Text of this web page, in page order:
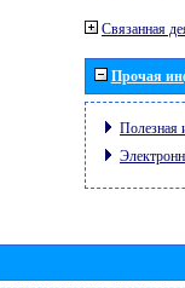
Связанная
Прочая
Полезная